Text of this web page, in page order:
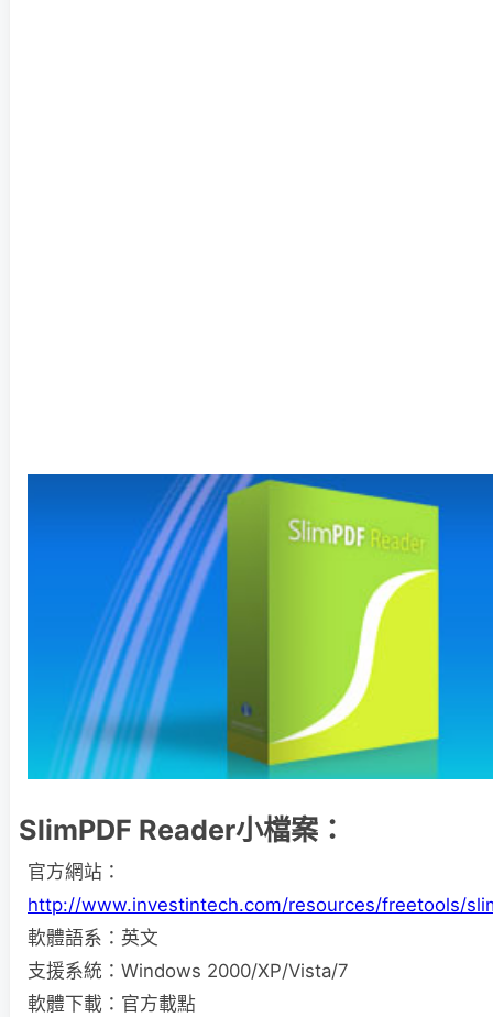
SlimPDF Reader小檔案：
官方網站：
http://www.investintech.com/resources/freetools/
軟體語系：英文
支援系統：Windows 2000/XP/Vista/7
軟體下載：官方載點